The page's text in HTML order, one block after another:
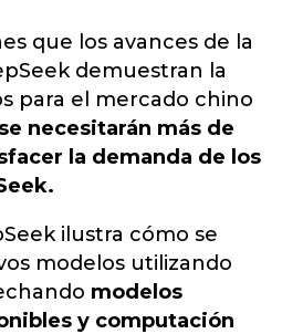
que los avances de la
demuestran la
para el mercado chino
se necesitarán más de
la demanda de los
ilustra cómo se
modelos utilizando
modelos
y computación